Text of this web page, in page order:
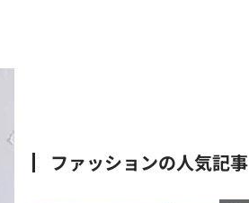
ファッションの人気記事